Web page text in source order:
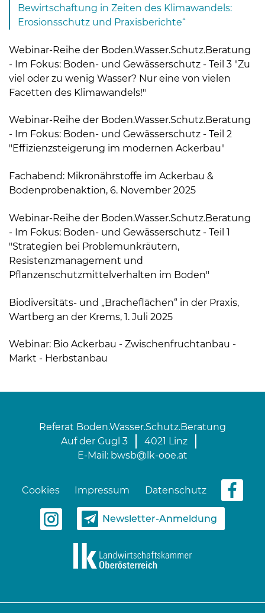
Bewirtschaftung in Zeiten des Klimawandels:
Erosionsschutz und Praxisberichte“
Webinar-Reihe der Boden.Wasser.Schutz.Beratung
- Im Fokus: Boden- und Gewässerschutz - Teil 3 "Zu
viel oder zu wenig Wasser? Nur eine von vielen
Facetten des Klimawandels!"
Webinar-Reihe der Boden.Wasser.Schutz.Beratung
- Im Fokus: Boden- und Gewässerschutz - Teil 2
"Effizienzsteigerung im modernen Ackerbau"
Fachabend: Mikronährstoffe im Ackerbau &
Bodenprobenaktion, 6. November 2025
Webinar-Reihe der Boden.Wasser.Schutz.Beratung
- Im Fokus: Boden- und Gewässerschutz - Teil 1
"Strategien bei Problemunkräutern,
Resistenzmanagement und
Pflanzenschutzmittelverhalten im Boden"
Biodiversitäts- und „Bracheflächen“ in der Praxis,
Wartberg an der Krems, 1. Juli 2025
Webinar: Bio Ackerbau - Zwischenfruchtanbau -
Markt - Herbstanbau
Referat Boden.Wasser.Schutz.Beratung
Auf der Gugl 3
4021 Linz
E-Mail: bwsb@lk-ooe.at
Cookies Impressum Datenschutz
Newsletter-Anmeldung